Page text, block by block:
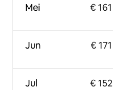
Mei
Jun
Jul
€ 161
€ 171
€ 152